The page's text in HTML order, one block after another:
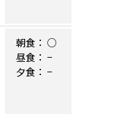
朝食： ○
昼食： −
夕食： −